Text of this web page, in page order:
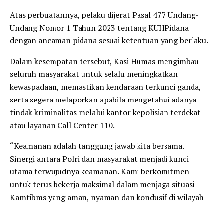
Atas perbuatannya, pelaku dijerat Pasal 477 Undang-
Undang Nomor 1 Tahun 2023 tentang KUHPidana
dengan ancaman pidana sesuai ketentuan yang berlaku.
Dalam kesempatan tersebut, Kasi Humas mengimbau
seluruh masyarakat untuk selalu meningkatkan
kewaspadaan, memastikan kendaraan terkunci ganda,
serta segera melaporkan apabila mengetahui adanya
tindak kriminalitas melalui kantor kepolisian terdekat
atau layanan Call Center 110.
“Keamanan adalah tanggung jawab kita bersama.
Sinergi antara Polri dan masyarakat menjadi kunci
utama terwujudnya keamanan. Kami berkomitmen
untuk terus bekerja maksimal dalam menjaga situasi
Kamtibms yang aman, nyaman dan kondusif di wilayah